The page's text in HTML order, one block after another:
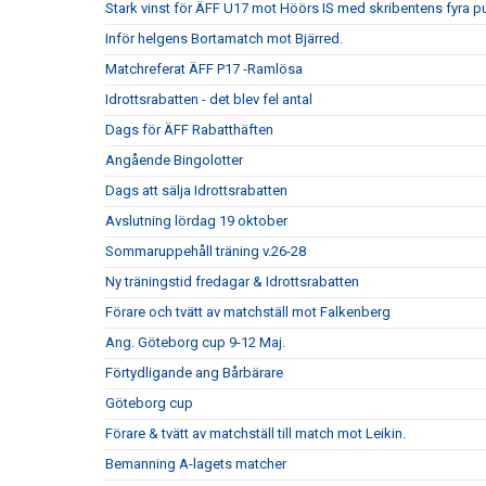
Stark vinst för ÄFF U17 mot Höörs IS med skribentens fyra
Inför helgens Bortamatch mot Bjärred.
Matchreferat ÄFF P17 -Ramlösa
Idrottsrabatten - det blev fel antal
Dags för ÄFF Rabatthäften
Angående Bingolotter
Dags att sälja Idrottsrabatten
Avslutning lördag 19 oktober
Sommaruppehåll träning v.26-28
Ny träningstid fredagar & Idrottsrabatten
Förare och tvätt av matchställ mot Falkenberg
Ang. Göteborg cup 9-12 Maj.
Förtydligande ang Bårbärare
Göteborg cup
Förare & tvätt av matchställ till match mot Leikin.
Bemanning A-lagets matcher